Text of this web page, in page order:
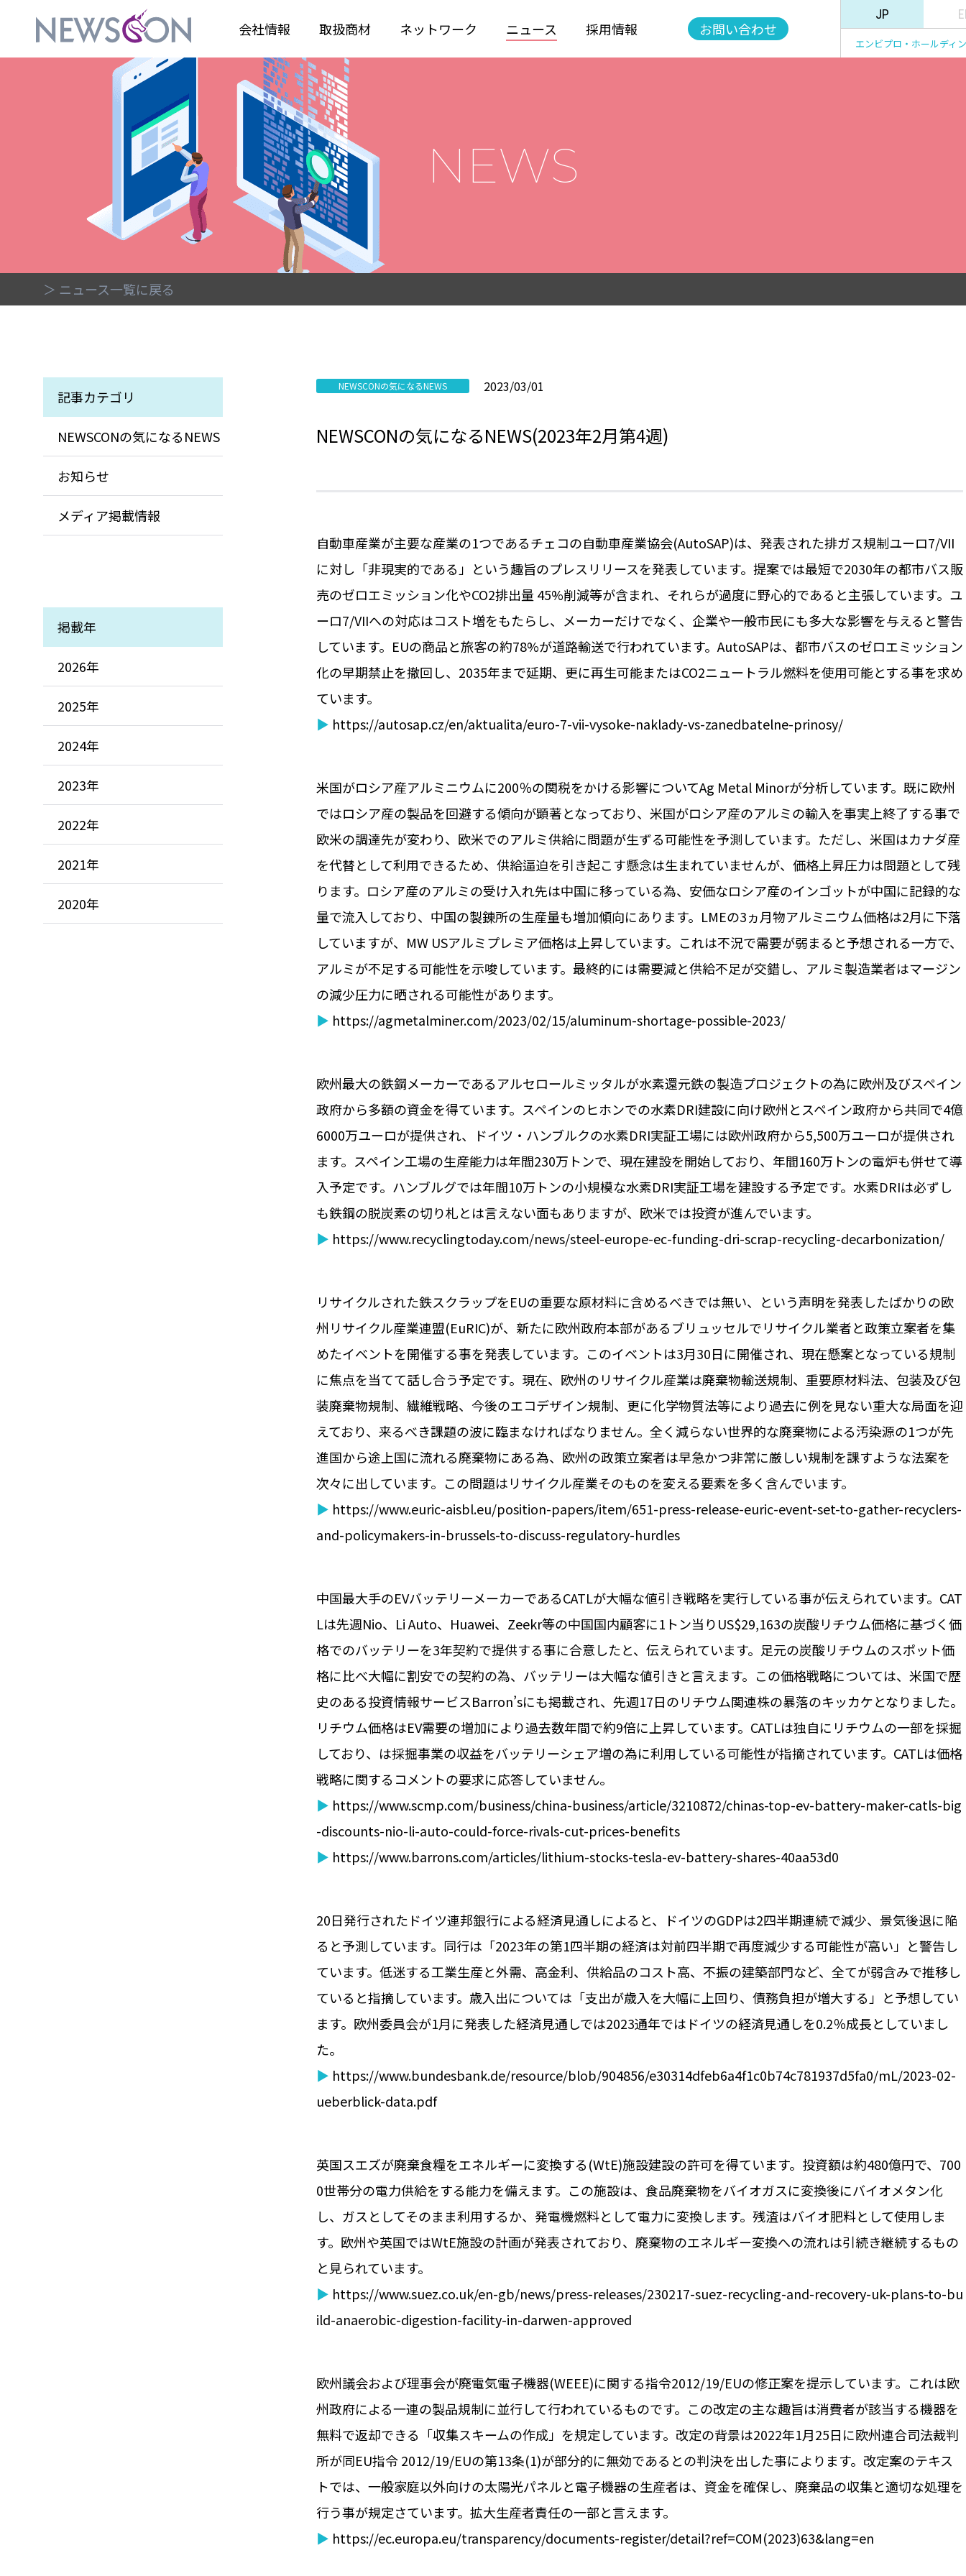
会社情報 取扱商材 ネットワーク ニュース 採用情報 お問い合わせ
JP
エンビプロ・ホールディ
NEWS
＞ ニュース一覧に戻る
記事カテゴリ
NEWSCONの気になるNEWS
お知らせ
メディア掲載情報
掲載年
2026年
2025年
2024年
2023年
2022年
2021年
2020年
NEWSCONの気になるNEWS 2023/03/01
NEWSCONの気になるNEWS(2023年2月第4週)
自動車産業が主要な産業の1つであるチェコの自動車産業協会(AutoSAP)は、発表された排ガス規制ユーロ7/VII
に対し「非現実的である」という趣旨のプレスリリースを発表しています。提案では最短で2030年の都市バス販
売のゼロエミッション化やCO2排出量 45%削減等が含まれ、それらが過度に野心的であると主張しています。ユ
ーロ7/VIIへの対応はコスト増をもたらし、メーカーだけでなく、企業や一般市民にも多大な影響を与えると警告
しています。EUの商品と旅客の約78%が道路輸送で行われています。AutoSAPは、都市バスのゼロエミッション
化の早期禁止を撤回し、2035年まで延期、更に再生可能またはCO2ニュートラル燃料を使用可能とする事を求め
ています。
▶ https://autosap.cz/en/aktualita/euro-7-vii-vysoke-naklady-vs-zanedbatelne-prinosy/
米国がロシア産アルミニウムに200％の関税をかける影響についてAg Metal Minorが分析しています。既に欧州
ではロシア産の製品を回避する傾向が顕著となっており、米国がロシア産のアルミの輸入を事実上終了する事で
欧米の調達先が変わり、欧米でのアルミ供給に問題が生ずる可能性を予測しています。ただし、米国はカナダ産
を代替として利用できるため、供給逼迫を引き起こす懸念は生まれていませんが、価格上昇圧力は問題として残
ります。ロシア産のアルミの受け入れ先は中国に移っている為、安価なロシア産のインゴットが中国に記録的な
量で流入しており、中国の製錬所の生産量も増加傾向にあります。LMEの3ヵ月物アルミニウム価格は2月に下落
していますが、MW USアルミプレミア価格は上昇しています。これは不況で需要が弱まると予想される一方で、
アルミが不足する可能性を示唆しています。最終的には需要減と供給不足が交錯し、アルミ製造業者はマージン
の減少圧力に晒される可能性があります。
▶ https://agmetalminer.com/2023/02/15/aluminum-shortage-possible-2023/
欧州最大の鉄鋼メーカーであるアルセロールミッタルが水素還元鉄の製造プロジェクトの為に欧州及びスペイン
政府から多額の資金を得ています。スペインのヒホンでの水素DRI建設に向け欧州とスペイン政府から共同で4億
6000万ユーロが提供され、ドイツ・ハンブルクの水素DRI実証工場には欧州政府から5,500万ユーロが提供され
ます。スペイン工場の生産能力は年間230万トンで、現在建設を開始しており、年間160万トンの電炉も併せて導
入予定です。ハンブルグでは年間10万トンの小規模な水素DRI実証工場を建設する予定です。水素DRIは必ずし
も鉄鋼の脱炭素の切り札とは言えない面もありますが、欧米では投資が進んでいます。
▶ https://www.recyclingtoday.com/news/steel-europe-ec-funding-dri-scrap-recycling-decarbonization/
リサイクルされた鉄スクラップをEUの重要な原材料に含めるべきでは無い、という声明を発表したばかりの欧
州リサイクル産業連盟(EuRIC)が、新たに欧州政府本部があるブリュッセルでリサイクル業者と政策立案者を集
めたイベントを開催する事を発表しています。このイベントは3月30日に開催され、現在懸案となっている規制
に焦点を当てて話し合う予定です。現在、欧州のリサイクル産業は廃棄物輸送規制、重要原材料法、包装及び包
装廃棄物規制、繊維戦略、今後のエコデザイン規制、更に化学物質法等により過去に例を見ない重大な局面を迎
えており、来るべき課題の波に臨まなければなりません。全く減らない世界的な廃棄物による汚染源の1つが先
進国から途上国に流れる廃棄物にある為、欧州の政策立案者は早急かつ非常に厳しい規制を課すような法案を
次々に出しています。この問題はリサイクル産業そのものを変える要素を多く含んでいます。
▶ https://www.euric-aisbl.eu/position-papers/item/651-press-release-euric-event-set-to-gather-recyclers-
and-policymakers-in-brussels-to-discuss-regulatory-hurdles
中国最大手のEVバッテリーメーカーであるCATLが大幅な値引き戦略を実行している事が伝えられています。CAT
Lは先週Nio、Li Auto、Huawei、Zeekr等の中国国内顧客に1トン当りUS$29,163の炭酸リチウム価格に基づく価
格でのバッテリーを3年契約で提供する事に合意したと、伝えられています。足元の炭酸リチウムのスポット価
格に比べ大幅に割安での契約の為、バッテリーは大幅な値引きと言えます。この価格戦略については、米国で歴
史のある投資情報サービスBarron’sにも掲載され、先週17日のリチウム関連株の暴落のキッカケとなりました。
リチウム価格はEV需要の増加により過去数年間で約9倍に上昇しています。CATLは独自にリチウムの一部を採掘
しており、は採掘事業の収益をバッテリーシェア増の為に利用している可能性が指摘されています。CATLは価格
戦略に関するコメントの要求に応答していません。
▶ https://www.scmp.com/business/china-business/article/3210872/chinas-top-ev-battery-maker-catls-big
-discounts-nio-li-auto-could-force-rivals-cut-prices-benefits
▶ https://www.barrons.com/articles/lithium-stocks-tesla-ev-battery-shares-40aa53d0
20日発行されたドイツ連邦銀行による経済見通しによると、ドイツのGDPは2四半期連続で減少、景気後退に陥
ると予測しています。同行は「2023年の第1四半期の経済は対前四半期で再度減少する可能性が高い」と警告し
ています。低迷する工業生産と外需、高金利、供給品のコスト高、不振の建築部門など、全てが弱含みで推移し
ていると指摘しています。歳入出については「支出が歳入を大幅に上回り、債務負担が増大する」と予想してい
ます。欧州委員会が1月に発表した経済見通しでは2023通年ではドイツの経済見通しを0.2％成長としていまし
た。
▶ https://www.bundesbank.de/resource/blob/904856/e30314dfeb6a4f1c0b74c781937d5fa0/mL/2023-02-
ueberblick-data.pdf
英国スエズが廃棄食糧をエネルギーに変換する(WtE)施設建設の許可を得ています。投資額は約480億円で、700
0世帯分の電力供給をする能力を備えます。この施設は、食品廃棄物をバイオガスに変換後にバイオメタン化
し、ガスとしてそのまま利用するか、発電機燃料として電力に変換します。残渣はバイオ肥料として使用しま
す。欧州や英国ではWtE施設の計画が発表されており、廃棄物のエネルギー変換への流れは引続き継続するもの
と見られています。
▶ https://www.suez.co.uk/en-gb/news/press-releases/230217-suez-recycling-and-recovery-uk-plans-to-bu
ild-anaerobic-digestion-facility-in-darwen-approved
欧州議会および理事会が廃電気電子機器(WEEE)に関する指令2012/19/EUの修正案を提示しています。これは欧
州政府による一連の製品規制に並行して行われているものです。この改定の主な趣旨は消費者が該当する機器を
無料で返却できる「収集スキームの作成」を規定しています。改定の背景は2022年1月25日に欧州連合司法裁判
所が同EU指令 2012/19/EUの第13条(1)が部分的に無効であるとの判決を出した事によります。改定案のテキス
トでは、一般家庭以外向けの太陽光パネルと電子機器の生産者は、資金を確保し、廃棄品の収集と適切な処理を
行う事が規定さています。拡大生産者責任の一部と言えます。
▶ https://ec.europa.eu/transparency/documents-register/detail?ref=COM(2023)63&lang=en